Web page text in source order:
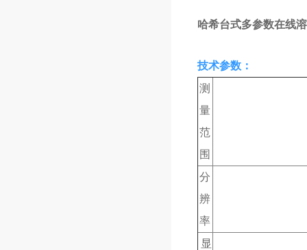
哈希台式多参数在线
技术参数：
测
量
范
围
分
辨
率
显